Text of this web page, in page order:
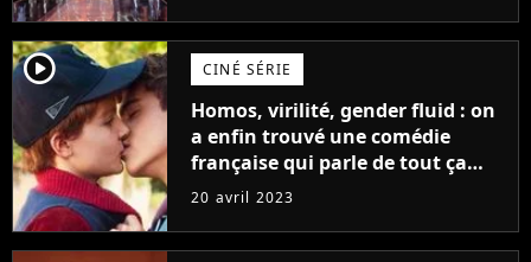
player2 CINÉ SÉRIE
Homos, virilité, gender fluid : on
a enfin trouvé une comédie
française qui parle de tout ça
sans être super ringarde
20 avril 2023